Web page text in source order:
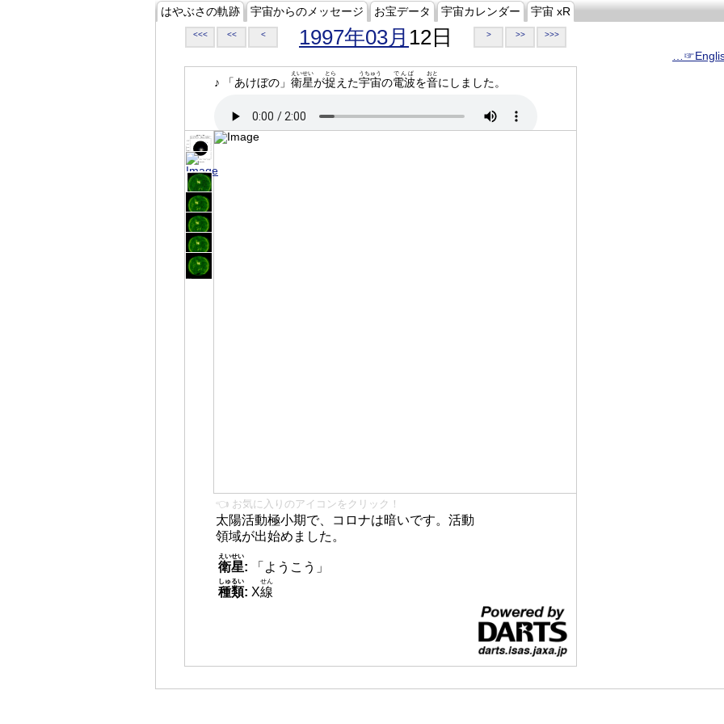
はやぶさの軌跡 宇宙からのメッセージ お宝データ 宇宙カレンダー 宇宙 xR
<<< << < 1997年03月 12日 > >> >>>
♪ 「あけぼの」 衛星
えいせい
が捉
とら
えた宇宙
うちゅう
の電波
でんぱ
を音
おと
にしました。
👈 お気に入りのアイコンをクリック！
太陽活動極小期で、コロナは暗いです。活動
領域が出始めました。
衛星
えいせい
:
「ようこう」
種類
しゅるい
: X線
せん